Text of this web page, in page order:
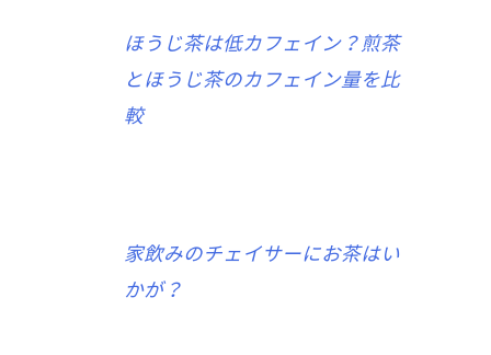
ほうじ茶は低カフェイン？煎茶
とほうじ茶のカフェイン量を比
較
家飲みのチェイサーにお茶はい
かが？